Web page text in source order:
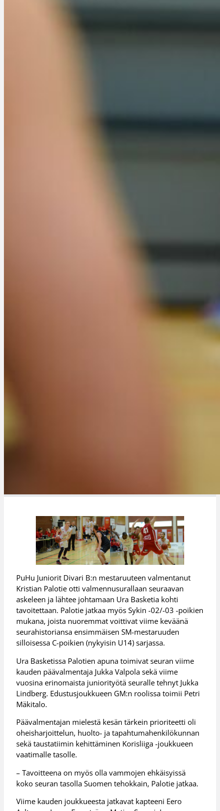
PuHu Juniorit Divari B:n mestaruuteen valmentanut
Kristian Palotie otti valmennusurallaan seuraavan
askeleen ja lähtee johtamaan Ura Basketia kohti
tavoitettaan. Palotie jatkaa myös Sykin -02/-03 -poikien
mukana, joista nuoremmat voittivat viime keväänä
seurahistoriansa ensimmäisen SM-mestaruuden
silloisessa C-poikien (nykyisin U14) sarjassa.
Ura Basketissa Palotien apuna toimivat seuran viime
kauden päävalmentaja Jukka Valpola sekä viime
vuosina erinomaista juniorityötä seuralle tehnyt Jukka
Lindberg. Edustusjoukkueen GM:n roolissa toimii Petri
Mäkitalo.
Päävalmentajan mielestä kesän tärkein prioriteetti oli
oheisharjoittelun, huolto- ja tapahtumahenkilökunnan
sekä taustatiimin kehittäminen Korisliiga -joukkueen
vaatimalle tasolle.
– Tavoitteena on myös olla vammojen ehkäisyissä
koko seuran tasolla Suomen tehokkain, Palotie jatkaa.
Viime kauden joukkueesta jatkavat kapteeni Eero